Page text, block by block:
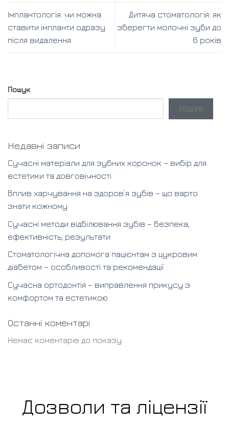
Імплантологія: чи можна
ставити імпланти одразу
після видалення
Дитяча стоматологія: як
зберегти молочні зуби до
6 років
Пошук
ПОШУК
Недавні записи
Сучасні матеріали для зубних коронок – вибір для
естетики та довговічності
Вплив харчування на здоров’я зубів – що варто
знати кожному
Сучасні методи відбілювання зубів – безпека,
ефективність, результати
Стоматологічна допомога пацієнтам з цукровим
діабетом – особливості та рекомендації
Сучасна ортодонтія – виправлення прикусу з
комфортом та естетикою
Останні коментарі
Немає коментарів до показу.
Дозволи та ліцензії